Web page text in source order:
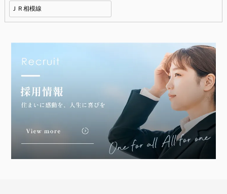
ＪＲ相模線